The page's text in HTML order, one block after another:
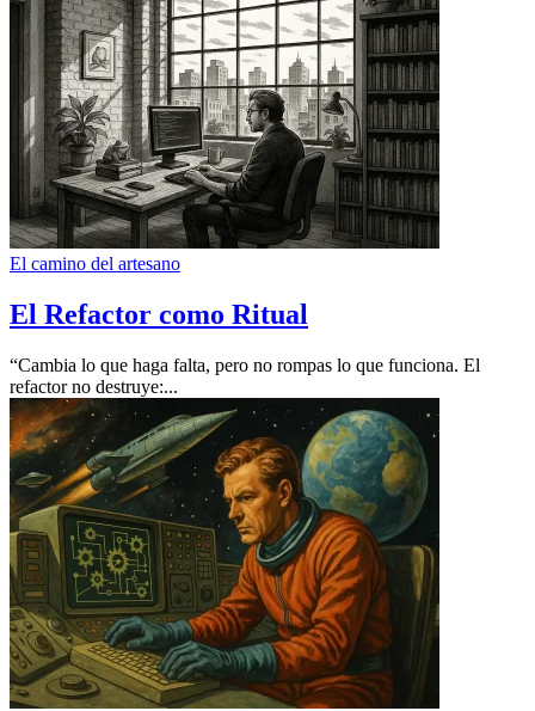
El camino del artesano
El Refactor como Ritual
“Cambia lo que haga falta, pero no rompas lo que funciona. El
refactor no destruye:...